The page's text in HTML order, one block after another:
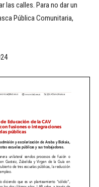
las calles. Para no dar un
Pública Comunitaria,